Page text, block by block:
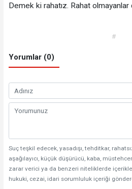
Demek ki rahatız. Rahat
#
Yorumlar (0)
Suç teşkil edecek, yasadışı, tehditkar,
aşağılayıcı, küçük düşürücü, kaba,
zarar verici ya da benzeri niteliklerde
hukuki, cezai, idari sorumluluk içeriği